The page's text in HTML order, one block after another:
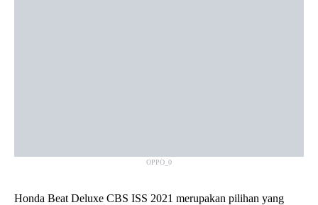
OPPO_0
Honda Beat Deluxe CBS ISS 2021 merupakan pilihan yang